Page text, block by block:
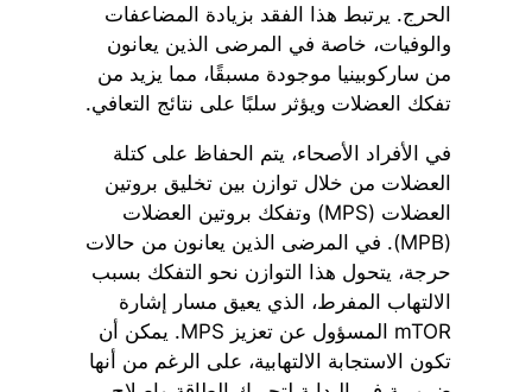
الحرج. يرتبط هذا الفقد بزيادة المضاعفات
والوفيات، خاصة في المرضى الذين يعانون
من ساركوبينيا موجودة مسبقًا، مما يزيد من
تفكك العضلات ويؤثر سلبًا على نتائج التعافي.
في الأفراد الأصحاء، يتم الحفاظ على كتلة
العضلات من خلال توازن بين تخليق بروتين
العضلات (MPS) وتفكك بروتين العضلات
(MPB). في المرضى الذين يعانون من حالات
حرجة، يتحول هذا التوازن نحو التفكك بسبب
الالتهاب المفرط، الذي يعيق مسار إشارة
mTOR المسؤول عن تعزيز MPS. يمكن أن
تكون الاستجابة الالتهابية، على الرغم من أنها